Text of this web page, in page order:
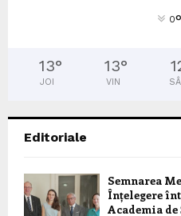
0°
13°
JOI
13°
VIN
Editoriale
Semnarea
Înțelegere
Academia